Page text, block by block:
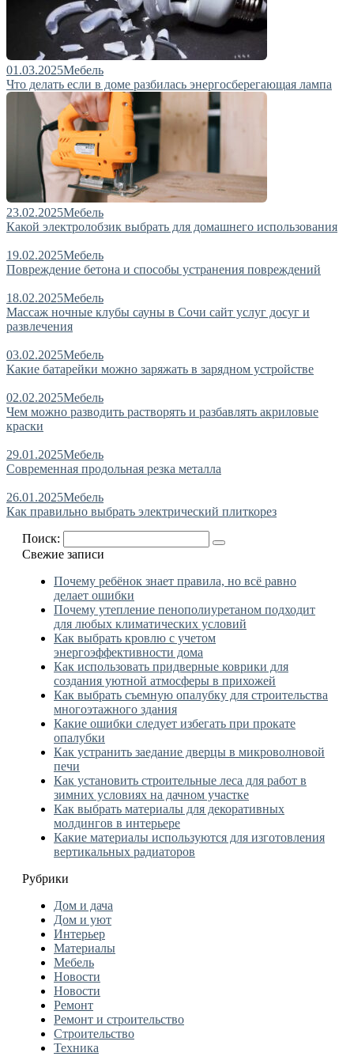
01.03.2025Мебель
Что делать если в доме разбилась энергосберегающая лампа
23.02.2025Мебель
Какой электролобзик выбрать для домашнего использования
19.02.2025Мебель
Повреждение бетона и способы устранения повреждений
18.02.2025Мебель
Массаж ночные клубы сауны в Сочи сайт услуг досуг и
развлечения
03.02.2025Мебель
Какие батарейки можно заряжать в зарядном устройстве
02.02.2025Мебель
Чем можно разводить растворять и разбавлять акриловые
краски
29.01.2025Мебель
Современная продольная резка металла
26.01.2025Мебель
Как правильно выбрать электрический плиткорез
Поиск:
Свежие записи
Почему ребёнок знает правила, но всё равно
делает ошибки
Почему утепление пенополиуретаном подходит
для любых климатических условий
Как выбрать кровлю с учетом
энергоэффективности дома
Как использовать придверные коврики для
создания уютной атмосферы в прихожей
Как выбрать съемную опалубку для строительства
многоэтажного здания
Какие ошибки следует избегать при прокате
опалубки
Как устранить заедание дверцы в микроволновой
печи
Как установить строительные леса для работ в
зимних условиях на дачном участке
Как выбрать материалы для декоративных
молдингов в интерьере
Какие материалы используются для изготовления
вертикальных радиаторов
Рубрики
Дом и дача
Дом и уют
Интерьер
Материалы
Мебель
Новости
Новости
Ремонт
Ремонт и строительство
Строительство
Техника